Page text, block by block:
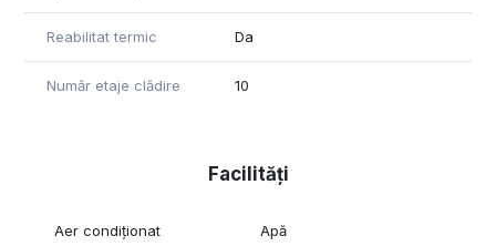
Reabilitat termic Da
Număr etaje clădire 10
Facilități
Aer condiționat Apă